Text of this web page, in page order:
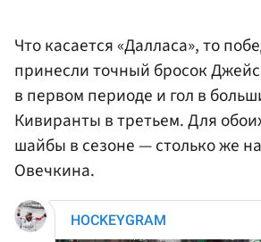
Что касается «Далласа», то
принесли точный бросок
в первом периоде и гол в
Кивиранты в третьем. Для
шайбы в сезоне — столько же
Овечкина.